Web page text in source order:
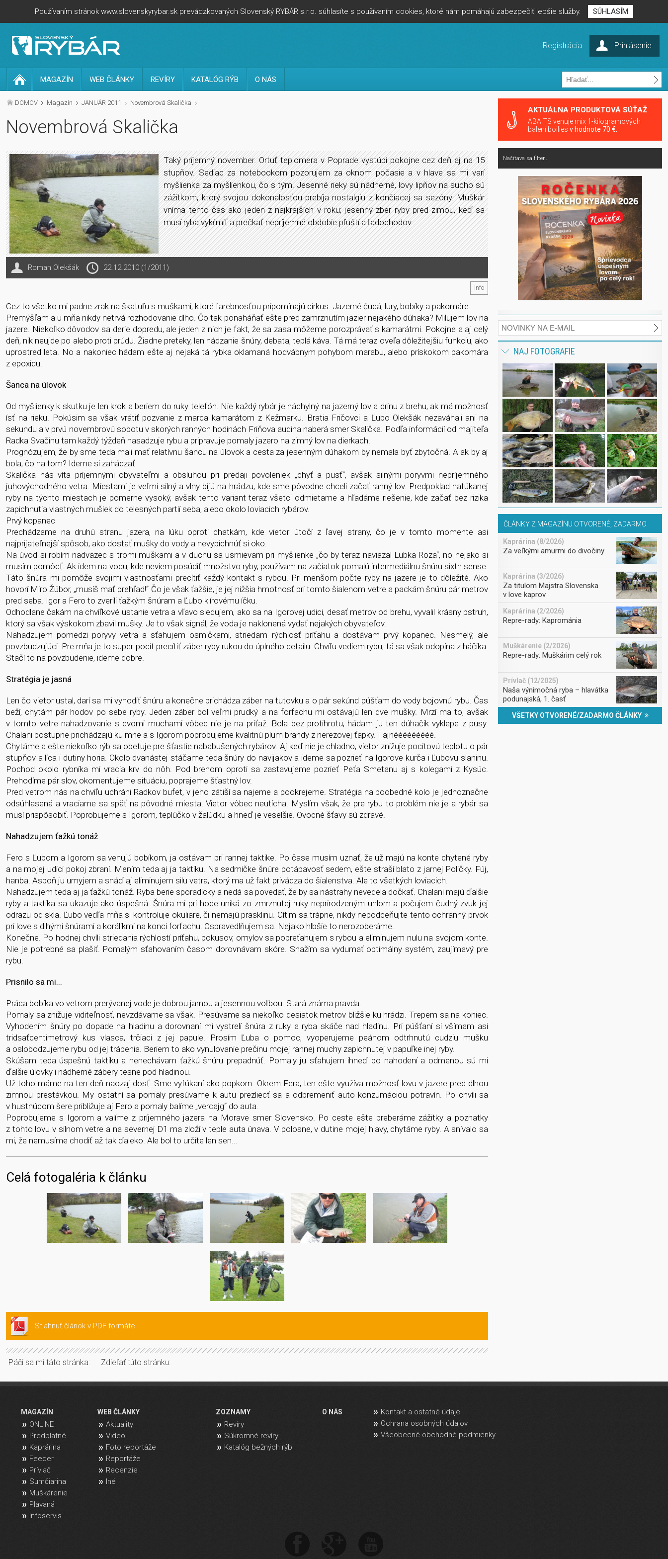
Používaním stránok www.slovenskyrybar.sk prevádzkovaných Slovenský RYBÁR s.r.o. súhlasíte s používaním cookies, ktoré nám pomáhajú zabezpečiť lepšie služby. SÚHLASÍM
Prihlásenie
Registrácia
MAGAZÍN WEB ČLÁNKY REVÍRY KATALÓG RÝB O NÁS
DOMOV Magazín JANUÁR 2011 Novembrová Skalička
Novembrová Skalička
Taký príjemný november. Ortuť teplomera v Poprade vystúpi pokojne cez deň aj na 15
stupňov. Sediac za notebookom pozorujem za oknom počasie a v hlave sa mi varí
myšlienka za myšlienkou, čo s tým. Jesenné rieky sú nádherné, lovy lipňov na sucho sú
zážitkom, ktorý svojou dokonalosťou prebíja nostalgiu z končiacej sa sezóny. Muškár
vníma tento čas ako jeden z najkrajších v roku; jesenný zber ryby pred zimou, keď sa
musí ryba vykŕmiť a prečkať nepríjemné obdobie pľuští a ľadochodov...
Roman Olekšák 22.12.2010 (1/2011)
info
Cez to všetko mi padne zrak na škatuľu s muškami, ktoré farebnosťou pripomínajú cirkus. Jazerné čudá, lury, bobíky a pakomáre.
Premýšľam a u mňa nikdy netrvá rozhodovanie dlho. Čo tak ponaháňať ešte pred zamrznutím jazier nejakého dúhaka? Milujem lov na
jazere. Niekoľko dôvodov sa derie dopredu, ale jeden z nich je fakt, že sa zasa môžeme porozprávať s kamarátmi. Pokojne a aj celý
deň, nik neujde po alebo proti prúdu. Žiadne preteky, len hádzanie šnúry, debata, teplá káva. Tá má teraz oveľa dôležitejšiu funkciu, ako
uprostred leta. No a nakoniec hádam ešte aj nejaká tá rybka oklamaná hodvábnym pohybom marabu, alebo prískokom pakomára
z epoxidu.
Šanca na úlovok
Od myšlienky k skutku je len krok a beriem do ruky telefón. Nie každý rybár je náchylný na jazerný lov a drinu z brehu, ak má možnosť
ísť na rieku. Pokúsim sa však vrátiť pozvanie z marca kamarátom z Kežmarku. Bratia Fričovci a Ľubo Olekšák nezaváhali ani na
sekundu a v prvú novembrovú sobotu v skorých ranných hodinách Friňova audina naberá smer Skalička. Podľa informácií od majiteľa
Radka Svačinu tam každý týždeň nasadzuje rybu a pripravuje pomaly jazero na zimný lov na dierkach.
Prognózujem, že by sme teda mali mať relatívnu šancu na úlovok a cesta za jesenným dúhakom by nemala byť zbytočná. A ak by aj
bola, čo na tom? Ideme si zahádzať.
Skalička nás víta príjemnými obyvateľmi a obsluhou pri predaji povoleniek „chyť a pusť“, avšak silnými poryvmi nepríjemného
juhovýchodného vetra. Miestami je veľmi silný a vlny bijú na hrádzu, kde sme pôvodne chceli začať ranný lov. Predpoklad nafúkanej
ryby na týchto miestach je pomerne vysoký, avšak tento variant teraz všetci odmietame a hľadáme riešenie, kde začať bez rizika
zapichnutia vlastných mušiek do telesných partií seba, alebo okolo loviacich rybárov.
Prvý kopanec
Prechádzame na druhú stranu jazera, na lúku oproti chatkám, kde vietor útočí z ľavej strany, čo je v tomto momente asi
najprijateľnejší spôsob, ako dostať mušky do vody a nevypichnúť si oko.
Na úvod si robím nadväzec s tromi muškami a v duchu sa usmievam pri myšlienke „čo by teraz naviazal Lubka Roza“, no nejako si
musím pomôcť. Ak idem na vodu, kde neviem posúdiť množstvo ryby, používam na začiatok pomalú intermediálnu šnúru sixth sense.
Táto šnúra mi pomôže svojimi vlastnosťami precítiť každý kontakt s rybou. Pri menšom počte ryby na jazere je to dôležité. Ako
hovorí Miro Žúbor, „musíš mať prehľad!“ Čo je však ťažšie, je jej nižšia hmotnosť pri tomto šialenom vetre a packám šnúru pár metrov
pred seba. Igor a Fero to zverili ťažkým šnúram a Ľubo klírovému íčku.
Odhodlane čakám na chvíľkové ustanie vetra a vľavo sledujem, ako sa na Igorovej udici, desať metrov od brehu, vyvalil krásny pstruh,
ktorý sa však výskokom zbavil mušky. Je to však signál, že voda je naklonená vydať nejakých obyvateľov.
Nahadzujem pomedzi poryvy vetra a sťahujem osmičkami, striedam rýchlosť príťahu a dostávam prvý kopanec. Nesmelý, ale
povzbudzujúci. Pre mňa je to super pocit precítiť záber ryby rukou do úplného detailu. Chvíľu vediem rybu, tá sa však odopína z háčika.
Stačí to na povzbudenie, ideme dobre.
Stratégia je jasná
Len čo vietor ustal, darí sa mi vyhodiť šnúru a konečne prichádza záber na tutovku a o pár sekúnd púšťam do vody bojovnú rybu. Čas
beží, chytám pár hodov po sebe ryby. Jeden záber bol veľmi prudký a na forfachu mi ostávajú len dve mušky. Mrzí ma to, avšak
v tomto vetre nahadzovanie s dvomi muchami vôbec nie je na príťaž. Bola bez protihrotu, hádam ju ten dúhačik vyklepe z pusy.
Chalani postupne prichádzajú ku mne a s Igorom poprobujeme kvalitnú plum brandy z nerezovej ťapky. Fajnééééééééé.
Chytáme a ešte niekoľko rýb sa obetuje pre šťastie nababušených rybárov. Aj keď nie je chladno, vietor znižuje pocitovú teplotu o pár
stupňov a líca i dutiny horia. Okolo dvanástej stáčame teda šnúry do navijakov a ideme sa pozrieť na Igorove kurča i Ľubovu slaninu.
Pochod okolo rybníka mi vracia krv do nôh. Pod brehom oproti sa zastavujeme pozrieť Peťa Smetanu aj s kolegami z Kysúc.
Prehodíme pár slov, okomentujeme situáciu, poprajeme šťastný lov.
Pred vetrom nás na chvíľu uchráni Radkov bufet, v jeho zátiší sa najeme a pookrejeme. Stratégia na poobedné kolo je jednoznačne
odsúhlasená a vraciame sa späť na pôvodné miesta. Vietor vôbec neutícha. Myslím však, že pre rybu to problém nie je a rybár sa
musí prispôsobiť. Poprobujeme s Igorom, teplúčko v žalúdku a hneď je veselšie. Ovocné šťavy sú zdravé.
Nahadzujem ťažkú tonáž
Fero s Ľubom a Igorom sa venujú bobíkom, ja ostávam pri rannej taktike. Po čase musím uznať, že už majú na konte chytené ryby
a na mojej udici pokoj zbraní. Mením teda aj ja taktiku. Na sedmičke šnúre potápavosť sedem, ešte straší blato z jarnej Poličky. Fúj,
hanba. Aspoň ju umyjem a snáď aj eliminujem silu vetra, ktorý ma už fakt privádza do šialenstva. Ale to všetkých loviacich.
Nahadzujem teda aj ja ťažkú tonáž. Ryba berie sporadicky a nedá sa povedať, že by sa nástrahy nevedela dočkať. Chalani majú ďalšie
ryby a taktika sa ukazuje ako úspešná. Šnúra mi pri hode uniká zo zmrznutej ruky neprirodzeným uhlom a počujem čudný zvuk jej
odrazu od skla. Ľubo vedľa mňa si kontroluje okuliare, či nemajú prasklinu. Cítim sa trápne, nikdy nepodceňujte tento ochranný prvok
pri love s dlhými šnúrami a korálikmi na konci forfachu. Ospravedlňujem sa. Nejako hlbšie to nerozoberáme.
Konečne. Po hodnej chvíli striedania rýchlostí príťahu, pokusov, omylov sa popreťahujem s rybou a eliminujem nulu na svojom konte.
Nie je potrebné sa plašiť. Pomalým sťahovaním časom dorovnávam skóre. Snažím sa vydumať optimálny systém, zaujímavý pre
rybu.
Prisnilo sa mi...
Práca bobíka vo vetrom prerývanej vode je dobrou jarnou a jesennou voľbou. Stará známa pravda.
Pomaly sa znižuje viditeľnosť, nevzdávame sa však. Presúvame sa niekoľko desiatok metrov bližšie ku hrádzi. Trepem sa na koniec.
Vyhodením šnúry po dopade na hladinu a dorovnaní mi vystrelí šnúra z ruky a ryba skáče nad hladinu. Pri púšťaní si všímam asi
tridsaťcentimetrový kus vlasca, trčiaci z jej papule. Prosím Ľuba o pomoc, vyoperujeme peánom odtrhnutú cudziu mušku
a oslobodzujeme rybu od jej trápenia. Beriem to ako vynulovanie prečinu mojej rannej muchy zapichnutej v papuľke inej ryby.
Skúšam teda úspešnú taktiku a nenechávam ťažkú šnúru prepadnúť. Pomaly ju sťahujem ihneď po nahodení a odmenou sú mi
ďalšie úlovky i nádherné zábery tesne pod hladinou.
Už toho máme na ten deň naozaj dosť. Sme vyfúkaní ako popkorn. Okrem Fera, ten ešte využíva možnosť lovu v jazere pred dlhou
zimnou prestávkou. My ostatní sa pomaly presúvame k autu prezliecť sa a odbremeniť auto konzumáciou potravín. Po chvíli sa
v hustnúcom šere približuje aj Fero a pomaly balíme „vercajg“ do auta.
Poprobujeme s Igorom a valíme z príjemného jazera na Morave smer Slovensko. Po ceste ešte preberáme zážitky a poznatky
z tohto lovu v silnom vetre a na severnej D1 ma zloží v teple auta únava. V polosne, v dutine mojej hlavy, chytáme ryby. A snívalo sa
mi, že nemusíme chodiť až tak ďaleko. Ale bol to určite len sen...
Celá fotogaléria k článku
Stiahnuť článok v PDF formáte.
Páči sa mi táto stránka: Zdieľať túto stránku:
AKTUÁLNA PRODUKTOVÁ SÚŤAŽ
ABAITS venuje mix 1-kilogramových
balení boilies v hodnote 70 €.
Načítava sa filter...
NAJ FOTOGRAFIE
ČLÁNKY Z MAGAZÍNU OTVORENÉ, ZADARMO
Kaprárina (8/2026)
Za veľkými amurmi do divočiny
Kaprárina (3/2026)
Za titulom Majstra Slovenska
v love kaprov
Kaprárina (2/2026)
Repre-rady: Kaprománia
Muškárenie (2/2026)
Repre-rady: Muškárim celý rok
Prívlač (12/2025)
Naša výnimočná ryba – hlavátka
podunajská, 1. časť
VŠETKY OTVORENÉ/ZADARMO ČLÁNKY
MAGAZÍN
ONLINE
Predplatné
Kaprárina
Feeder
Prívlač
Sumčiarina
Muškárenie
Plávaná
Infoservis
WEB ČLÁNKY
Aktuality
Video
Foto reportáže
Reportáže
Recenzie
Iné
ZOZNAMY
Revíry
Súkromné revíry
Katalóg bežných rýb
O NÁS
Kontakt a ostatné údaje
Ochrana osobných údajov
Všeobecné obchodné podmienky